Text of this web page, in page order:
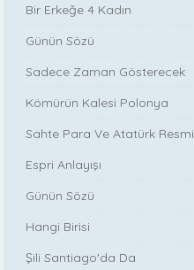
Bir Erkeğe 4 Kadın
Günün Sözü
Sadece Zaman Gösterecek
Kömürün Kalesi Polonya
Sahte Para Ve Atatürk Resmi
Espri Anlayışı
Günün Sözü
Hangi Birisi
Şili Santiago'da Da